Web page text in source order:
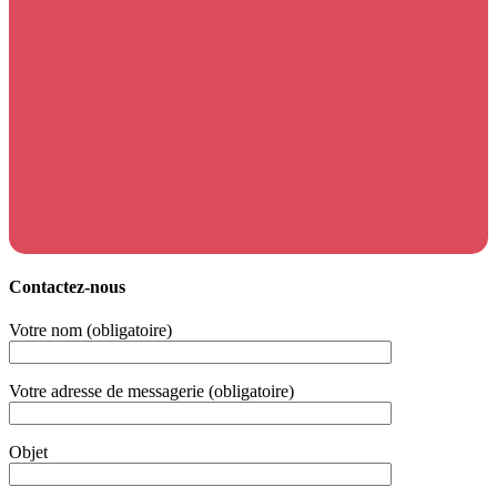
Contactez-nous
Votre nom (obligatoire)
Votre adresse de messagerie (obligatoire)
Objet